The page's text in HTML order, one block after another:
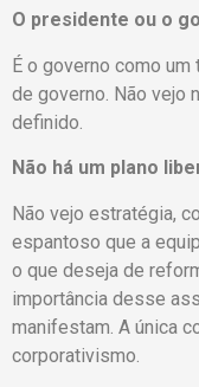
O presidente ou o
É o governo como
de governo. Não vejo
definido.
Não há um plano
Não vejo estratégia,
espantoso que a
o que deseja de
importância desse
manifestam. A única
corporativismo.